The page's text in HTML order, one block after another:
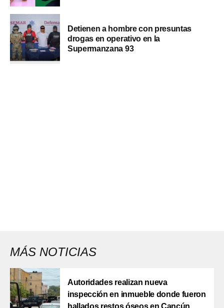
Detienen a hombre con presuntas
drogas en operativo en la
Supermanzana 93
MÁS NOTICIAS
Autoridades realizan nueva
inspección en inmueble donde fueron